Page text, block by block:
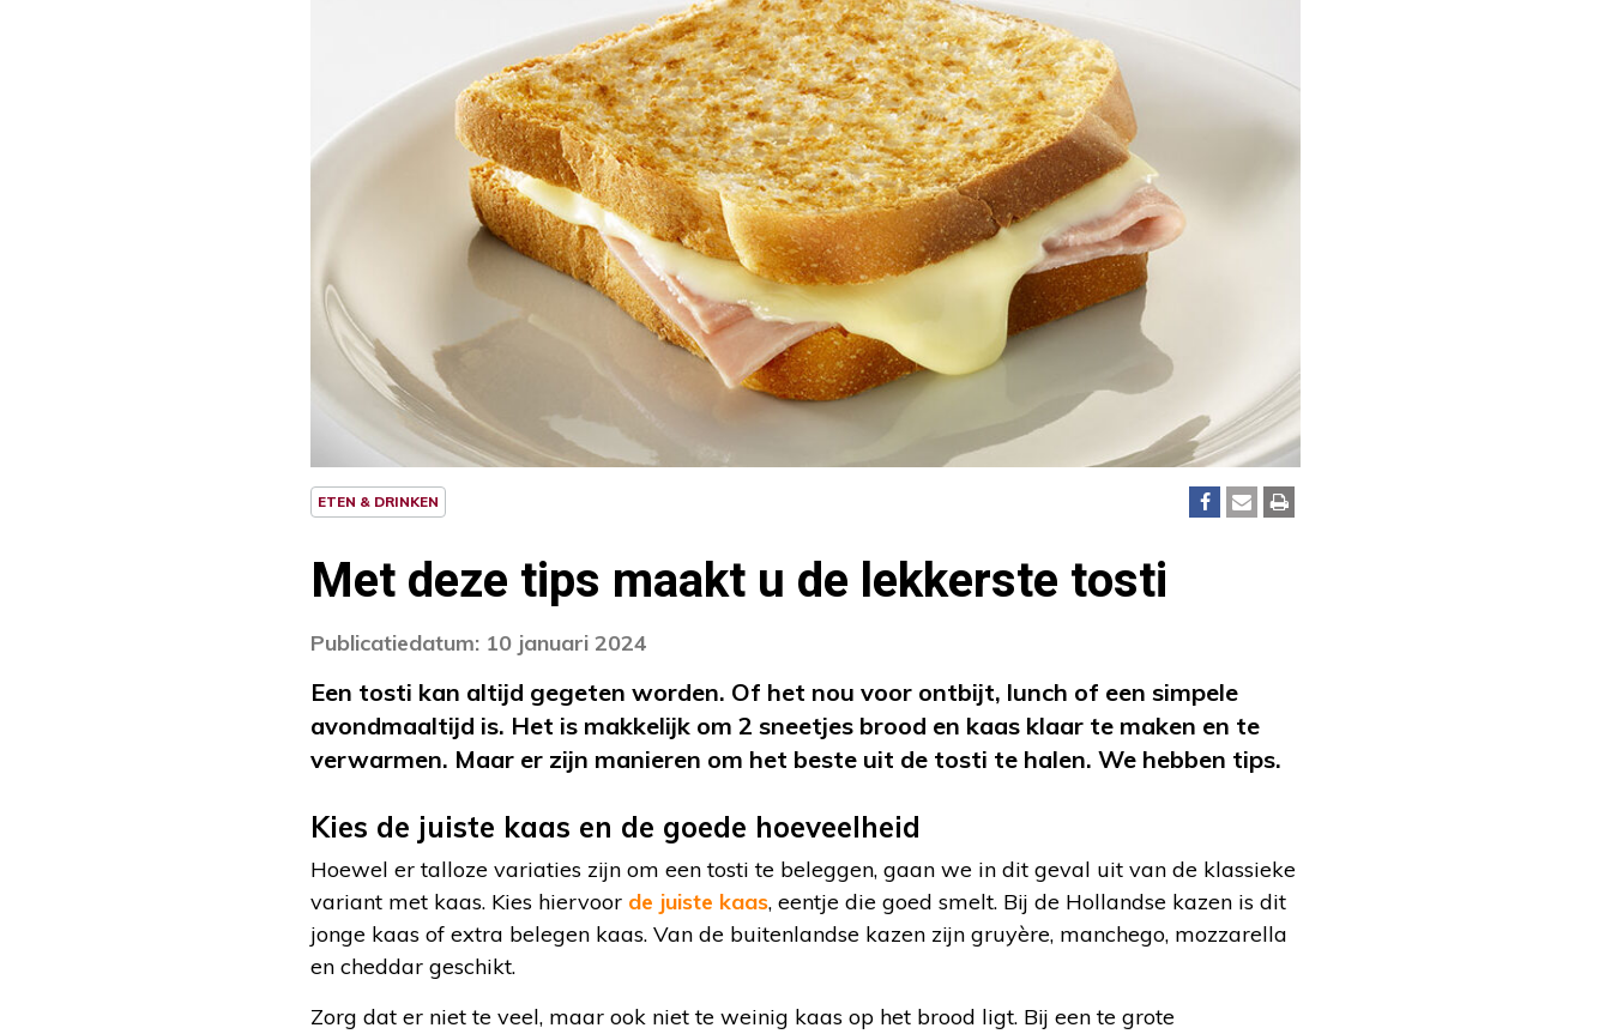
ETEN & DRINKEN
Met deze tips maakt u de lekkerste tosti
Publicatiedatum: 10 januari 2024
Een tosti kan altijd gegeten worden. Of het nou voor ontbijt, lunch of een simpele
avondmaaltijd is. Het is makkelijk om 2 sneetjes brood en kaas klaar te maken en te
verwarmen. Maar er zijn manieren om het beste uit de tosti te halen. We hebben tips.
Kies de juiste kaas en de goede hoeveelheid
Hoewel er talloze variaties zijn om een tosti te beleggen, gaan we in dit geval uit van de klassieke
variant met kaas. Kies hiervoor de juiste kaas, eentje die goed smelt. Bij de Hollandse kazen is dit
jonge kaas of extra belegen kaas. Van de buitenlandse kazen zijn gruyère, manchego, mozzarella
en cheddar geschikt.
Zorg dat er niet te veel, maar ook niet te weinig kaas op het brood ligt. Bij een te grote